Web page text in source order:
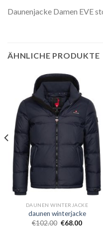
Daunenjacke Damen EVE
ÄHNLICHE PRODUKTE
DAUNEN WINTERJACKE
daunen winterjacke
€102.00 €68.00